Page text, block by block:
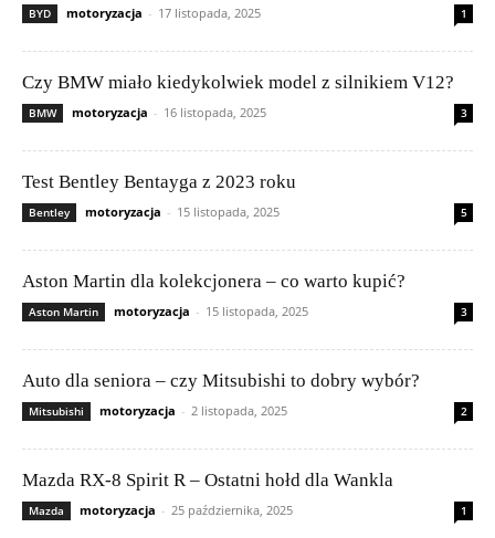
BYD motoryzacja - 17 listopada, 2025 1
Czy BMW miało kiedykolwiek model z silnikiem V12?
BMW motoryzacja - 16 listopada, 2025 3
Test Bentley Bentayga z 2023 roku
Bentley motoryzacja - 15 listopada, 2025 5
Aston Martin dla kolekcjonera – co warto kupić?
Aston Martin motoryzacja - 15 listopada, 2025 3
Auto dla seniora – czy Mitsubishi to dobry wybór?
Mitsubishi motoryzacja - 2 listopada, 2025 2
Mazda RX-8 Spirit R – Ostatni hołd dla Wankla
Mazda motoryzacja - 25 października, 2025 1